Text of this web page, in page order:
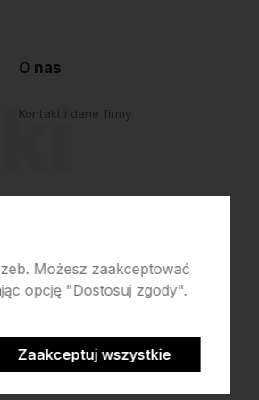
O nas
Kontakt i dane firmy
Możesz zaakceptować
opcję "Dostosuj zgody".
Zaakceptuj wszystkie